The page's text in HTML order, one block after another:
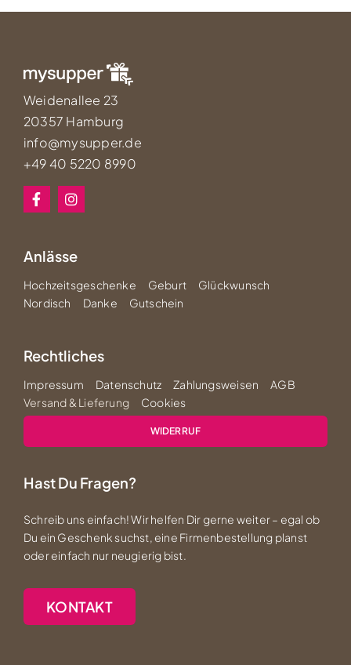
Weidenallee 23
20357 Hamburg
info@mysupper.de
+49 40 5220 8990
Anlässe
Hochzeitsgeschenke Geburt
Glückwunsch
Nordisch
Danke Gutschein
Rechtliches
Impressum Datenschutz Zahlungsweisen
AGB
Versand & Lieferung
Cookies
WIDERRUF
Hast Du Fragen?
Schreib uns einfach! Wir helfen Dir gerne weiter – egal ob
Du ein Geschenk suchst, eine Firmenbestellung planst
oder einfach nur neugierig bist.
KONTAKT